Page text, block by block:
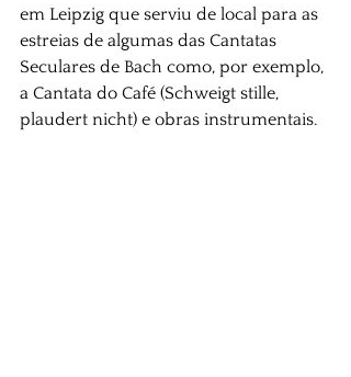
em Leipzig que serviu de local para as
estreias de algumas das Cantatas
Seculares de Bach como, por exemplo,
a Cantata do Café (Schweigt stille,
plaudert nicht) e obras instrumentais.